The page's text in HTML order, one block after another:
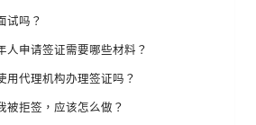
试吗？
人申请签证需要哪些材料？
用代理机构办理签证吗？
被拒签，应该怎么做？